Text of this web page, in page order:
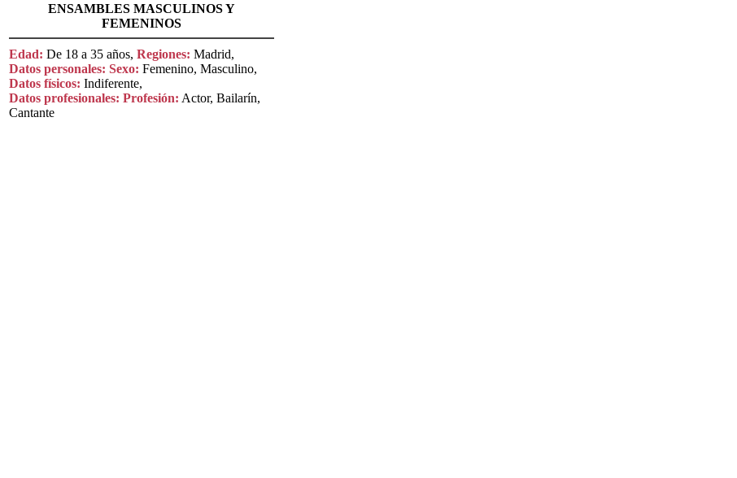
ENSAMBLES MASCULINOS Y
FEMENINOS
Edad: De 18 a 35 años, Regiones: Madrid,
Datos personales: Sexo: Femenino, Masculino,
Datos físicos: Indiferente,
Datos profesionales: Profesión: Actor, Bailarín,
Cantante